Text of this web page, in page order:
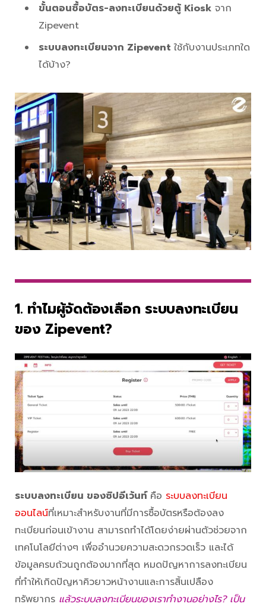
ขั้นตอนซื้อบัตร-ลงทะเบียนด้วยตู้ Kiosk จาก
Zipevent
ระบบลงทะเบียนจาก Zipeventใช้กับงานประเภทใด
ได้บ้าง?
1. ทำไมผู้จัดต้องเลือก ระบบลงทะเบียน
ของ Zipevent?
ระบบลงทะเบียน ของซิปอีเว้นท์ คือ ระบบลงทะเบียน
ออนไลน์ที่เหมาะสำหรับงานที่มีการซื้อบัตรหรือต้องลง
ทะเบียนก่อนเข้างาน สามารถทำได้โดยง่ายผ่านตัวช่วยจาก
เทคโนโลยีต่างๆ เพื่ออำนวยความสะดวกรวดเร็ว และได้
ข้อมูลครบถ้วนถูกต้องมากที่สุด หมดปัญหาการลงทะเบียน
ที่ทำให้เกิดปัญหาคิวยาวหน้างานและการสิ้นเปลือง
ทรัพยากร แล้วระบบลงทะเบียนของเราทำงานอย่างไร? เป็น